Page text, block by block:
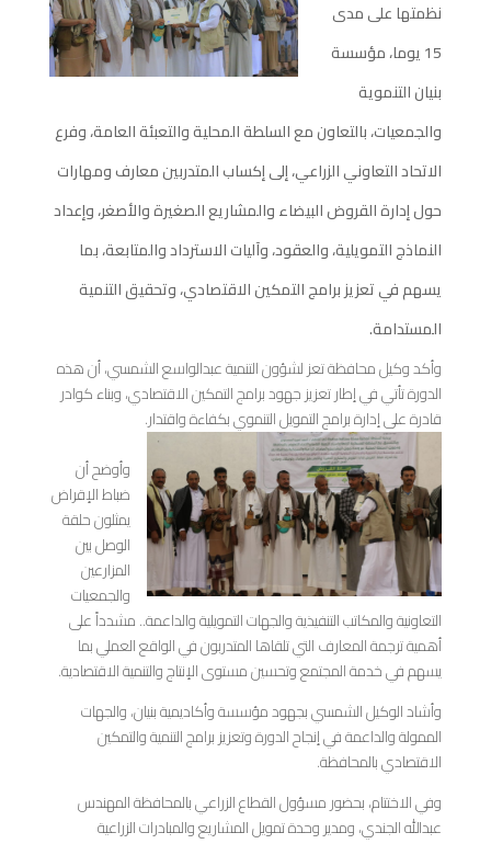
نظمتها على مدى
15 يوما، مؤسسة
بنيان التنموية
والجمعيات، بالتعاون مع السلطة المحلية والتعبئة العامة، وفرع
الاتحاد التعاوني الزراعي، إلى إكساب المتدربين معارف ومهارات
حول إدارة القروض البيضاء والمشاريع الصغيرة والأصغر، وإعداد
النماذج التمويلية، والعقود، وآليات الاسترداد والمتابعة، بما
يسهم في تعزيز برامج التمكين الاقتصادي، وتحقيق التنمية
المستدامة.
وأكد وكيل محافظة تعز لشؤون التنمية عبدالواسع الشمسي، أن هذه
الدورة تأتي في إطار تعزيز جهود برامج التمكين الاقتصادي، وبناء كوادر
قادرة على إدارة برامج التمويل التنموي بكفاءة واقتدار.
وأوضح أن
ضباط الإقراض
يمثلون حلقة
الوصل بين
المزارعين
والجمعيات
التعاونية والمكاتب التنفيذية والجهات التمويلية والداعمة.. مشدداً على
أهمية ترجمة المعارف التي تلقاها المتدربون في الواقع العملي بما
يسهم في خدمة المجتمع وتحسين مستوى الإنتاج والتنمية الاقتصادية.
وأشاد الوكيل الشمسي بجهود مؤسسة وأكاديمية بنيان، والجهات
الممولة والداعمة في إنجاح الدورة وتعزيز برامج التنمية والتمكين
الاقتصادي بالمحافظة.
وفي الاختتام، بحضور مسؤول القطاع الزراعي بالمحافظة المهندس
عبدالله الجندي، ومدير وحدة تمويل المشاريع والمبادرات الزراعية